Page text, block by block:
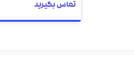
تماس بگیرید